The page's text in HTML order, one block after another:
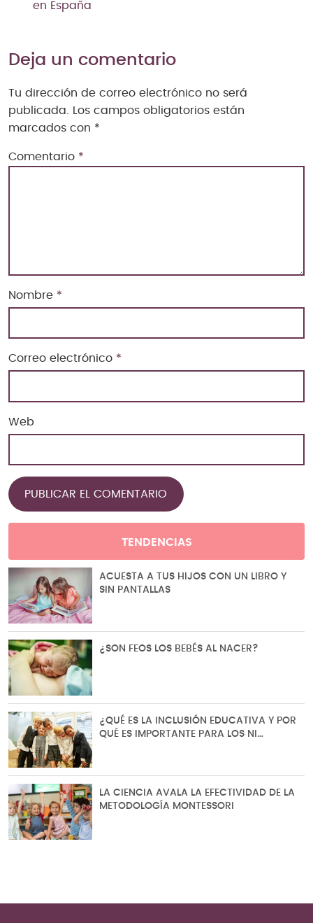
en España
Deja un comentario
Tu dirección de correo electrónico no será
publicada.
Los campos obligatorios están
marcados con *
Comentario *
Nombre *
Correo electrónico *
Web
TENDENCIAS
ACUESTA A TUS HIJOS CON UN LIBRO Y
SIN PANTALLAS
¿SON FEOS LOS BEBÉS AL NACER?
¿QUÉ ES LA INCLUSIÓN EDUCATIVA Y POR
QUÉ ES IMPORTANTE PARA LOS NI…
LA CIENCIA AVALA LA EFECTIVIDAD DE LA
METODOLOGÍA MONTESSORI